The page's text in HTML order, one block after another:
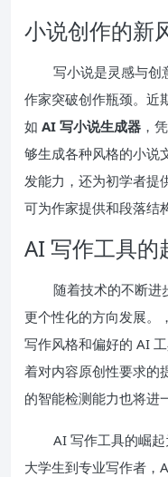
小说创作的新
写小说是灵感与创
作家突破创作瓶颈。近
如 AI 写小说生成器 ，
够生成各种风格的小说
发能力，还为初学者提
可为作家提供和段落结
AI 写作工具的
随着技术的不断进
更个性化的方向发展。
写作风格和偏好的 AI
着对内容原创性要求的
的智能检测能力也将进
AI 写作工具的崛
大学生到专业写作者，